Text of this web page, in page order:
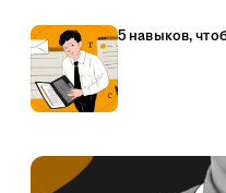
5 навыков,